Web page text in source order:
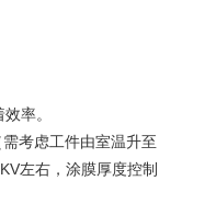
率。
考虑工件由室温升至
左右，涂膜厚度控制